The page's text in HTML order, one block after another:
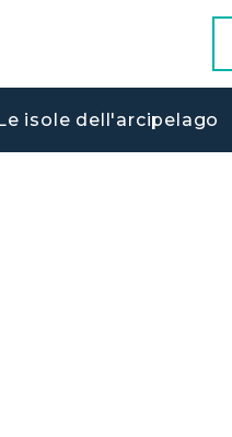
isole dell'arcipelago